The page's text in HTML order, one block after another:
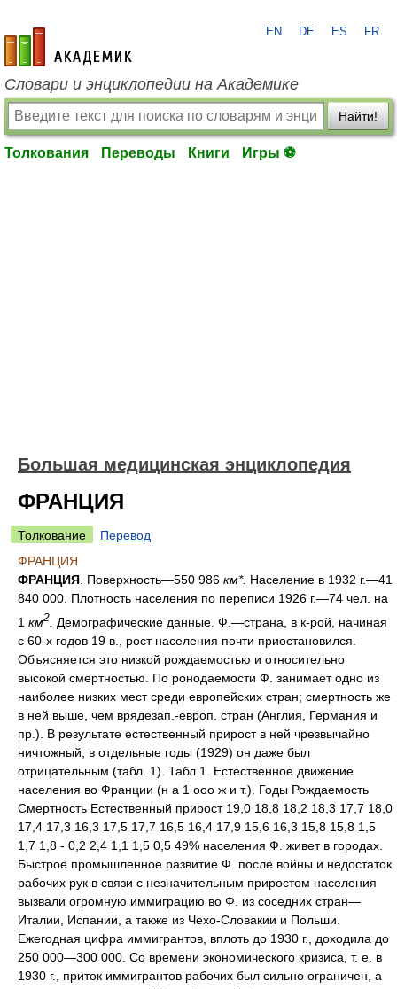
academic.ru
EN DE ES FR
Словари и энциклопедии на Академике
Найти!
Толкования Переводы Книги Игры ⚽
Большая медицинская энциклопедия
ФРАНЦИЯ
Толкование
Перевод
ФРАНЦИЯ
ФРАНЦИЯ . Поверхность—550 986 км*. Население в 1932 г.—41
840 000. Плотность населения по переписи 1926 г.—74 чел. на
1 км2
Демографические данные. Ф.—страна, в к-рой, начиная
с 60-х годов 19 в., рост населения почти приостановился.
Объясняется это низкой рождаемостью и относительно
высокой смертностью. По ронодаемости Ф. занимает одно из
наиболее низких мест среди европейских стран; смертность же
в ней выше, чем врядезап.-европ. стран (Англия, Германия и
пр.). В результате естественный прирост в ней чрезвычайно
ничтожный, в отдельные годы (1929) он даже был
отрицательным (табл. 1). Табл.1. Естественное движение
населения во Франции (н а 1 ооо ж и т.). Годы Рождаемость
Смертность Естественный прирост 19,0 18,8 18,2 18,3 17,7 18,0
17,4 17,3 16,3 17,5 17,7 16,5 16,4 17,9 15,6 16,3 15,8 15,8 1,5
1,7 1,8 - 0,2 2,4 1,1 1,5 0,5 49% населения Ф. живет в городах.
Быстрое промышленное развитие Ф. после войны и недостаток
рабочих рук в связи с незначительным приростом населения
вызвали огромную иммиграцию во Ф. из соседних стран—
Италии, Испании, а также из Чехо-Словакии и Польши.
Ежегодная цифра иммигрантов, вплоть до 1930 г., доходила до
250 000—300 000. Со времени экономического кризиса, т. е. в
1930 г., приток иммигрантов рабочих был сильно ограничен, а